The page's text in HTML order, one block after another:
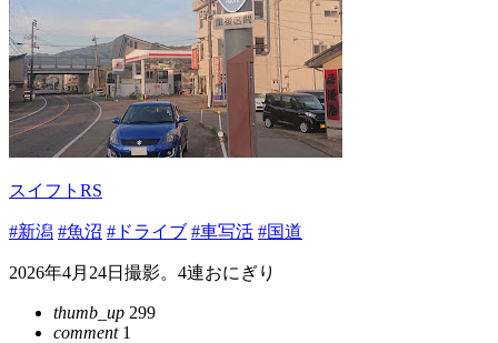
スイフトRS
#新潟 #魚沼 #ドライブ #車写活 #国道
2026年4月24日撮影。4連おにぎり
thumb_up 299
comment1